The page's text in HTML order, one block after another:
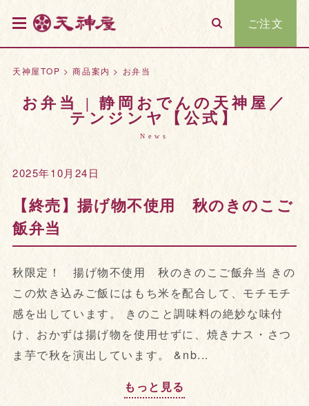
ご注文
天神屋TOP >商品案内 > お弁当
お弁当 | 静岡おでんの天神屋／
テンジンヤ【公式】
News
2025年10月24日
【終売】揚げ物不使用 秋のきのこご
飯弁当
秋限定！ 揚げ物不使用 秋のきのこご飯弁当 きの
この炊き込みご飯にはもち米を配合して、モチモチ
感を出しています。 きのこと調味料の絶妙な味付
け、おかずは揚げ物を使用せずに、焼きナス・さつ
ま芋で秋を演出しています。 &nb...
もっと見る